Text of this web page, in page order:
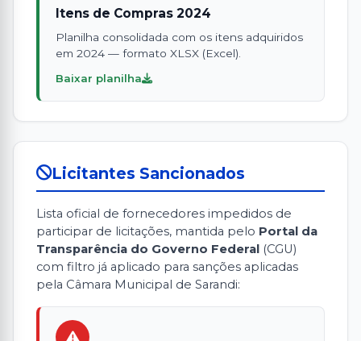
Itens de Compras 2024
Planilha consolidada com os itens adquiridos
em 2024 — formato XLSX (Excel).
Baixar planilha
Licitantes Sancionados
Lista oficial de fornecedores impedidos de
participar de licitações, mantida pelo Portal da
Transparência do Governo Federal (CGU)
com filtro já aplicado para sanções aplicadas
pela Câmara Municipal de Sarandi: